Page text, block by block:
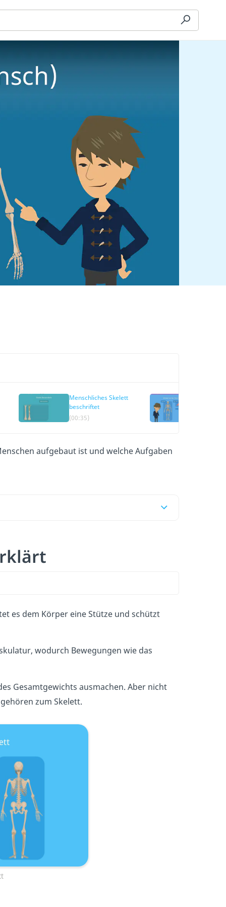
Menschliches Skelett
beschriftet
(00:35)
aufgebaut ist und welche Aufgaben
es dem Körper eine Stütze und schützt
wodurch Bewegungen wie das
Gesamtgewichts ausmachen. Aber nicht
zum Skelett.